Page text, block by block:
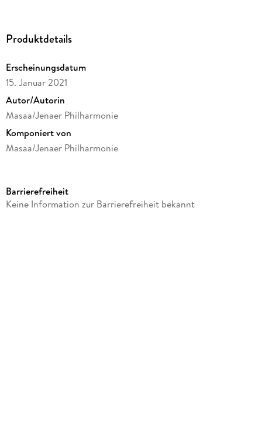
1.12: Dabke (bearb. für Orchester von Fabian Joosten)
Produktdetails
Erscheinungsdatum
15. Januar 2021
Autor/Autorin
Masaa/Jenaer Philharmonie
Komponiert von
Masaa/Jenaer Philharmonie
Produktart
Barrierefreiheit
Keine Information zur Barrierefreiheit bekannt